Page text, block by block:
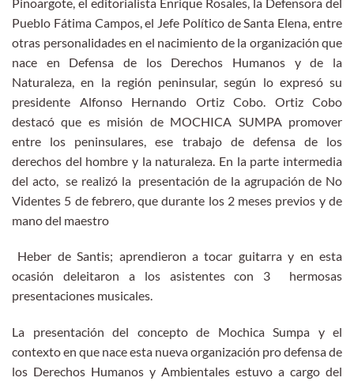
Pueblo Fátima Campos, el Jefe Político de Santa Elena, entre
otras personalidades en el nacimiento de la organización que
nace en Defensa de los Derechos Humanos y de la
Naturaleza, en la región peninsular, según lo expresó su
presidente Alfonso Hernando Ortiz Cobo. Ortiz Cobo
destacó que es misión de MOCHICA SUMPA promover
entre los peninsulares, ese trabajo de defensa de los
derechos del hombre y la naturaleza. En la parte intermedia
del acto, se realizó la presentación de la agrupación de No
Videntes 5 de febrero, que durante los 2 meses previos y de
mano del maestro
Heber de Santis; aprendieron a tocar guitarra y en esta
ocasión deleitaron a los asistentes con 3 hermosas
presentaciones musicales.
La presentación del concepto de Mochica Sumpa y el
contexto en que nace esta nueva organización pro defensa de
los Derechos Humanos y Ambientales estuvo a cargo del